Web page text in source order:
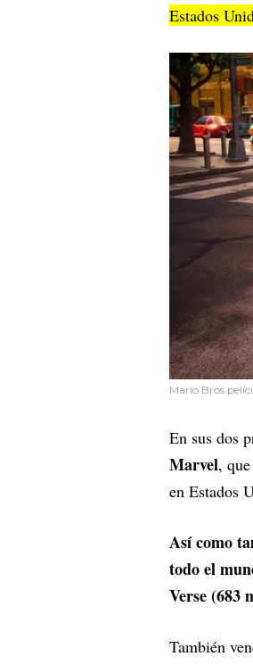
Estados
Mario Bros
En sus dos
Marvel,
en Estados
Así como
todo el
Verse (683
También